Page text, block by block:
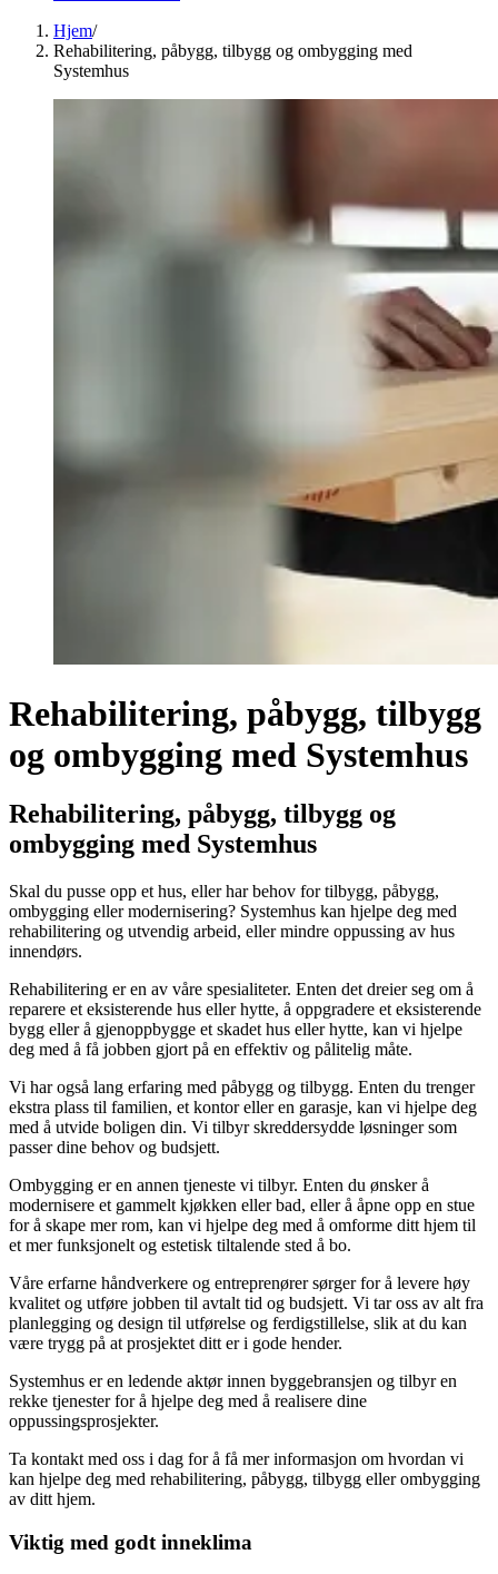
Hjem/
Rehabilitering, påbygg, tilbygg og ombygging med
Systemhus
Rehabilitering, påbygg, tilbygg
og ombygging med Systemhus
Rehabilitering, påbygg, tilbygg og
ombygging med Systemhus
Skal du pusse opp et hus, eller har behov for tilbygg, påbygg,
ombygging eller modernisering? Systemhus kan hjelpe deg med
rehabilitering og utvendig arbeid, eller mindre oppussing av hus
innendørs.
Rehabilitering er en av våre spesialiteter. Enten det dreier seg om å
reparere et eksisterende hus eller hytte, å oppgradere et eksisterende
bygg eller å gjenoppbygge et skadet hus eller hytte, kan vi hjelpe
deg med å få jobben gjort på en effektiv og pålitelig måte.
Vi har også lang erfaring med påbygg og tilbygg. Enten du trenger
ekstra plass til familien, et kontor eller en garasje, kan vi hjelpe deg
med å utvide boligen din. Vi tilbyr skreddersydde løsninger som
passer dine behov og budsjett.
Ombygging er en annen tjeneste vi tilbyr. Enten du ønsker å
modernisere et gammelt kjøkken eller bad, eller å åpne opp en stue
for å skape mer rom, kan vi hjelpe deg med å omforme ditt hjem til
et mer funksjonelt og estetisk tiltalende sted å bo.
Våre erfarne håndverkere og entreprenører sørger for å levere høy
kvalitet og utføre jobben til avtalt tid og budsjett. Vi tar oss av alt fra
planlegging og design til utførelse og ferdigstillelse, slik at du kan
være trygg på at prosjektet ditt er i gode hender.
Systemhus er en ledende aktør innen byggebransjen og tilbyr en
rekke tjenester for å hjelpe deg med å realisere dine
oppussingsprosjekter.
Ta kontakt med oss i dag for å få mer informasjon om hvordan vi
kan hjelpe deg med rehabilitering, påbygg, tilbygg eller ombygging
av ditt hjem.
Viktig med godt inneklima